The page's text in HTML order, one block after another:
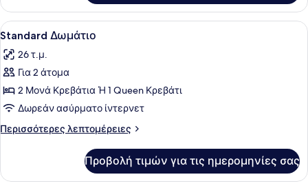
Προβολή
όλων
των
φωτογραφιών
για
Standard
Δωμάτιο
Ένα δωμάτιο ξενοδοχείου με ένα
5
Standard Δωμάτιο
26 τ.μ.
Για 2 άτομα
2 Μονά Κρεβάτια Ή 1 Queen Κρεβάτι
Δωρεάν ασύρματο ίντερνετ
Περισσότερες λεπτομέρειες
Περισσότερες
Δωμάτιο
Προβολή τιμών για τις ημερομηνίες σας